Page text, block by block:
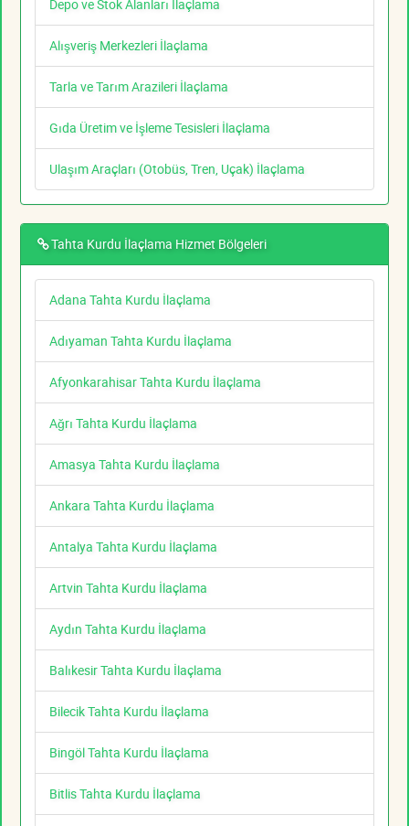
Depo ve Stok Alanları İlaçlama
Alışveriş Merkezleri İlaçlama
Tarla ve Tarım Arazileri İlaçlama
Gıda Üretim ve İşleme Tesisleri İlaçlama
Ulaşım Araçları (Otobüs, Tren, Uçak) İlaçlama
Tahta Kurdu İlaçlama Hizmet Bölgeleri
Adana Tahta Kurdu İlaçlama
Adıyaman Tahta Kurdu İlaçlama
Afyonkarahisar Tahta Kurdu İlaçlama
Ağrı Tahta Kurdu İlaçlama
Amasya Tahta Kurdu İlaçlama
Ankara Tahta Kurdu İlaçlama
Antalya Tahta Kurdu İlaçlama
Artvin Tahta Kurdu İlaçlama
Aydın Tahta Kurdu İlaçlama
Balıkesir Tahta Kurdu İlaçlama
Bilecik Tahta Kurdu İlaçlama
Bingöl Tahta Kurdu İlaçlama
Bitlis Tahta Kurdu İlaçlama